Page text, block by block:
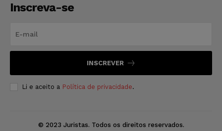
Inscreva-se
INSCREVER
Li e aceito a Política de privacidade.
© 2023 Juristas. Todos os direitos reservados.